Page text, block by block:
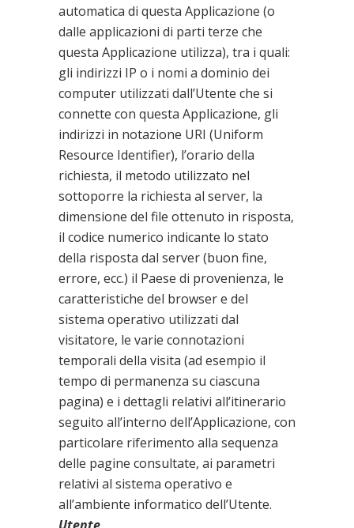
automatica di questa Applicazione (o
dalle applicazioni di parti terze che
questa Applicazione utilizza), tra i quali:
gli indirizzi IP o i nomi a dominio dei
computer utilizzati dall’Utente che si
connette con questa Applicazione, gli
indirizzi in notazione URI (Uniform
Resource Identifier), l’orario della
richiesta, il metodo utilizzato nel
sottoporre la richiesta al server, la
dimensione del file ottenuto in risposta,
il codice numerico indicante lo stato
della risposta dal server (buon fine,
errore, ecc.) il Paese di provenienza, le
caratteristiche del browser e del
sistema operativo utilizzati dal
visitatore, le varie connotazioni
temporali della visita (ad esempio il
tempo di permanenza su ciascuna
pagina) e i dettagli relativi all’itinerario
seguito all’interno dell’Applicazione, con
particolare riferimento alla sequenza
delle pagine consultate, ai parametri
relativi al sistema operativo e
all’ambiente informatico dell’Utente.